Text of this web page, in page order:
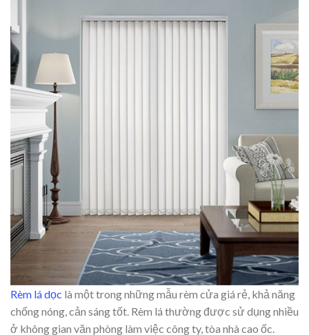
Rèm lá dọc là một trong những mẫu rèm cửa giá rẻ, khả năng
chống nóng, cản sáng tốt. Rèm lá thường được sử dụng nhiều
ở không gian văn phòng làm việc công ty, tòa nhà cao ốc.